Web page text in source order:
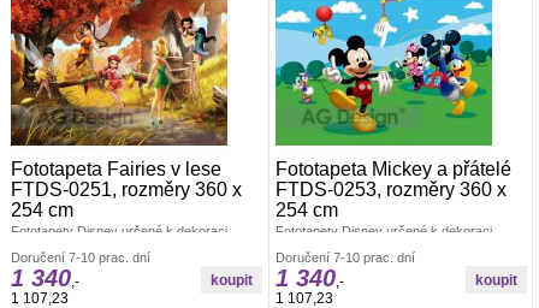
Fototapeta Fairies v lese
FTDS-0251, rozměry 360 x
254 cm
Fototapety Disney určené k dekoraci
Lepidlo je součástí balení. Vyrobeno v ČR.
Snadné lepení ve čtyřech dílech. Lepidlem
se natírá fototapeta.
Doručení 7-10 prac. dní
1 340 ,-
1 107,23
Fototapeta Mickey a přátelé
FTDS-0253, rozměry 360 x
254 cm
Fototapety Disney určené k dekoraci
Lepidlo je součástí balení. Vyrobeno v ČR.
Snadné lepení ve čtyřech dílech. Lepidlem
se natírá fototapeta.
Doručení 7-10 prac. dní
1 340,-
1 107,23